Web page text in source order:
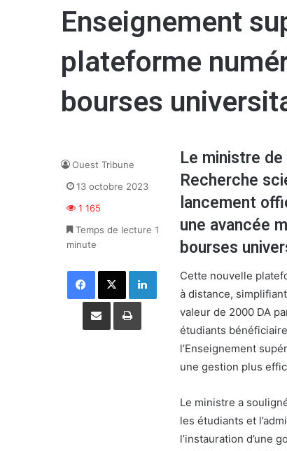
Enseignement
plateforme
bourses
Le ministre
Recherche
lancement
une avancée
bourses
Cette nouvelle
à distance,
valeur de 2000 DA
étudiants
l’Enseignement
une gestion plus
Le ministre a
les étudiants et
l’instauration d’une
Ouest Tribune
13 octobre 2023
1 165
Temps de lecture 1
minute
Facebook X Linkedin
Partager par email Imprimer